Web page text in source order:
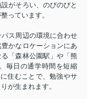
がそろい、のびのびと
っています。
ス周辺の環境に合わせ
かなロケーションにあ
「森林公園駅」や「熊
毎日の通学時間を短縮
住むことで、勉強やサ
が生まれます。